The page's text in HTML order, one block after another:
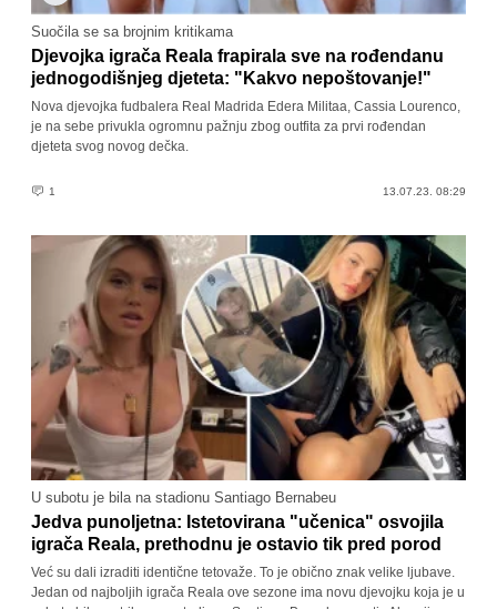
Suočila se sa brojnim kritikama
Djevojka igrača Reala frapirala sve na rođendanu
jednogodišnjeg djeteta: "Kakvo nepoštovanje!"
Nova djevojka fudbalera Real Madrida Edera Militaa, Cassia Lourenco,
je na sebe privukla ogromnu pažnju zbog outfita za prvi rođendan
djeteta svog novog dečka.
1 13.07.23. 08:29
U subotu je bila na stadionu Santiago Bernabeu
Jedva punoljetna: Istetovirana "učenica" osvojila
igrača Reala, prethodnu je ostavio tik pred porod
Već su dali izraditi identične tetovaže. To je obično znak velike ljubave.
Jedan od najboljih igrača Reala ove sezone ima novu djevojku koja je u